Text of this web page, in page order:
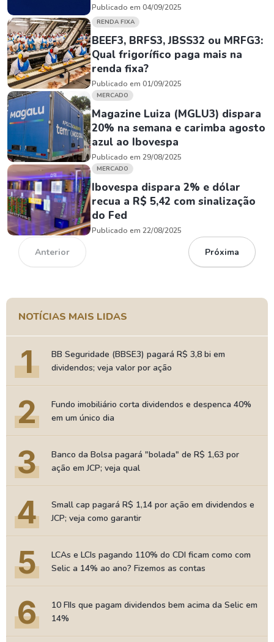
Publicado em 04/09/2025
RENDA FIXA
BEEF3, BRFS3, JBSS32 ou MRFG3:
Qual frigorífico paga mais na
renda fixa?
Publicado em 01/09/2025
MERCADO
Magazine Luiza (MGLU3) dispara
20% na semana e carimba agosto
azul ao Ibovespa
Publicado em 29/08/2025
MERCADO
Ibovespa dispara 2% e dólar
recua a R$ 5,42 com sinalização
do Fed
Publicado em 22/08/2025
Anterior Próxima
NOTÍCIAS MAIS LIDAS
1
BB Seguridade (BBSE3) pagará R$ 3,8 bi em
dividendos; veja valor por ação
2
Fundo imobiliário corta dividendos e despenca 40%
em um único dia
3
Banco da Bolsa pagará "bolada" de R$ 1,63 por
ação em JCP; veja qual
4
Small cap pagará R$ 1,14 por ação em dividendos e
JCP; veja como garantir
5
LCAs e LCIs pagando 110% do CDI ficam como com
Selic a 14% ao ano? Fizemos as contas
6
10 FIIs que pagam dividendos bem acima da Selic em
14%